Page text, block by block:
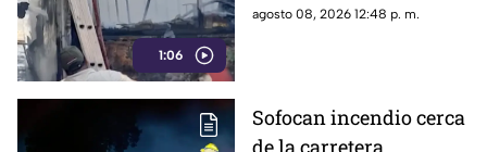
1:06
Torreón. La falta de
agosto 08, 2026 12:48 p. m.
Sofocan incendio cerca
de la carretera